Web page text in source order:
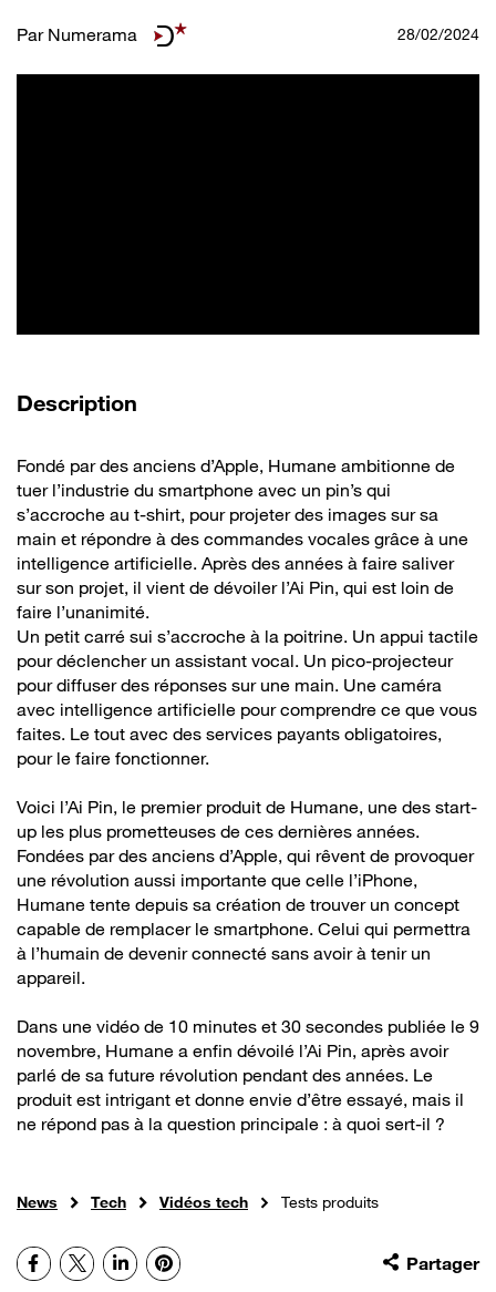
Par Numerama 28/02/2024
Description
Fondé par des anciens d’Apple, Humane ambitionne de
tuer l’industrie du smartphone avec un pin’s qui
s’accroche au t-shirt, pour projeter des images sur sa
main et répondre à des commandes vocales grâce à une
intelligence artificielle. Après des années à faire saliver
sur son projet, il vient de dévoiler l’Ai Pin, qui est loin de
faire l’unanimité.
Un petit carré sui s’accroche à la poitrine. Un appui tactile
pour déclencher un assistant vocal. Un pico-projecteur
pour diffuser des réponses sur une main. Une caméra
avec intelligence artificielle pour comprendre ce que vous
faites. Le tout avec des services payants obligatoires,
pour le faire fonctionner.
Voici l’Ai Pin, le premier produit de Humane, une des start-
up les plus prometteuses de ces dernières années.
Fondées par des anciens d’Apple, qui rêvent de provoquer
une révolution aussi importante que celle l’iPhone,
Humane tente depuis sa création de trouver un concept
capable de remplacer le smartphone. Celui qui permettra
à l’humain de devenir connecté sans avoir à tenir un
appareil.
Dans une vidéo de 10 minutes et 30 secondes publiée le 9
novembre, Humane a enfin dévoilé l’Ai Pin, après avoir
parlé de sa future révolution pendant des années. Le
produit est intrigant et donne envie d’être essayé, mais il
ne répond pas à la question principale : à quoi sert-il ?
News Tech Vidéos tech Tests produits
Partager
Facebook
X LinkedInPinterest